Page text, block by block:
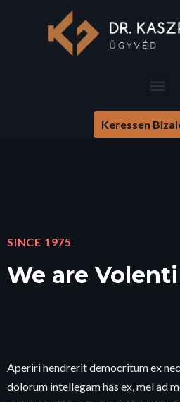
Keressen
SINCE 1975
We are Volenti
Aperiri hendrerit democritum ex
dolorum intellegam has ex, mel ad